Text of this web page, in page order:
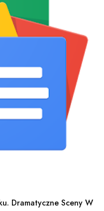
Dramatyczne Sceny W